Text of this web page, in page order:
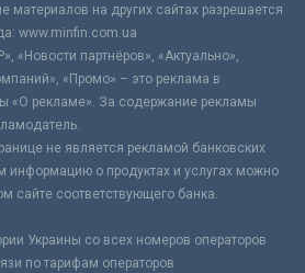
материалов на других сайтах разрешается
www.minfin.com.ua
«Новости партнёров», «Актуально»,
«Промо» – это реклама в
«О рекламе». За содержание рекламы
не является рекламой банковских
информацию о продуктах и услугах можно
сайте соответствующего банка.
Украины со всех номеров операторов
по тарифам операторов